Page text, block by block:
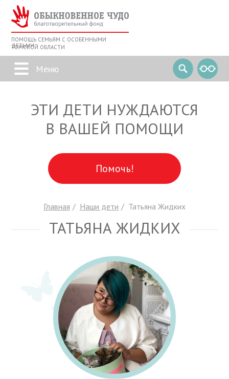
ПОМОЩЬ СЕМЬЯМ С ОСОБЕННЫМИ
ДЕТЬМИ
ТОМСКОЙ ОБЛАСТИ
ЭТИ ДЕТИ НУЖДАЮТСЯ
В ВАШЕЙ ПОМОЩИ
Помочь!
Главная Наши дети Татьяна Жидких
ТАТЬЯНА ЖИДКИХ